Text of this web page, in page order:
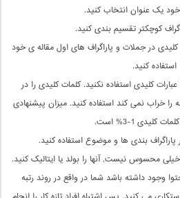
یک عنوان انتخاب کنید.
کوچکتر تقسیم بندی کنید.
در جملات و پاراگراف های اول مقاله ی خود
استفاده کنید.
کلیدی استفاده نکنید. کلمات کلیدی را در
خراب نمی کند استفاده کنید. میزان پیشنهادی
کلیدی 1-3% است.
بندی ها و موضوع استفاده کنید.
محسوس نیست, آنها را بولد یا ایتالیک کنید.
وجود داشته باشد شما در واقع در روند رتبه